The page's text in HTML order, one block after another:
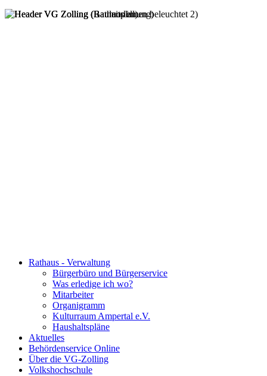
Rathaus - Verwaltung
Bürgerbüro und Bürgerservice
Was erledige ich wo?
Mitarbeiter
Organigramm
Kulturraum Ampertal e.V.
Haushaltspläne
Aktuelles
Behördenservice Online
Über die VG-Zolling
Volkshochschule